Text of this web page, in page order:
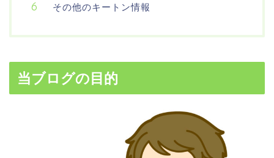
その他のキートン情報
当ブログの目的